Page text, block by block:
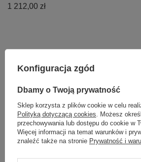
1 212,00 zł
Potrzebujesz pomocy? Masz
Zadaj pytanie a my odpowiemy niezwłocznie,
najciekawsze pytania i odpowiedzi publikując
dla innych.
Konfiguracja zgód
Dbamy o Twoją prywatność
Sklep korzysta z plików cookie w celu
Polityką dotyczącą cookies. Możesz
przechowywania lub dostępu do cookie w
Więcej informacji na temat warunków i
znaleźć także na stronie Prywatność i